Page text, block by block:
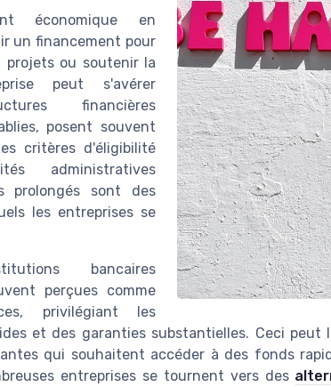
économique en
un financement pour
projets ou soutenir la
peut s'avérer
financières
posent souvent
critères d'éligibilité
administratives
prolongés sont des
les entreprises se
bancaires
perçues comme
privilégiant les
et des garanties substantielles. Ceci peut
qui souhaitent accéder à des fonds
entreprises se tournent vers des